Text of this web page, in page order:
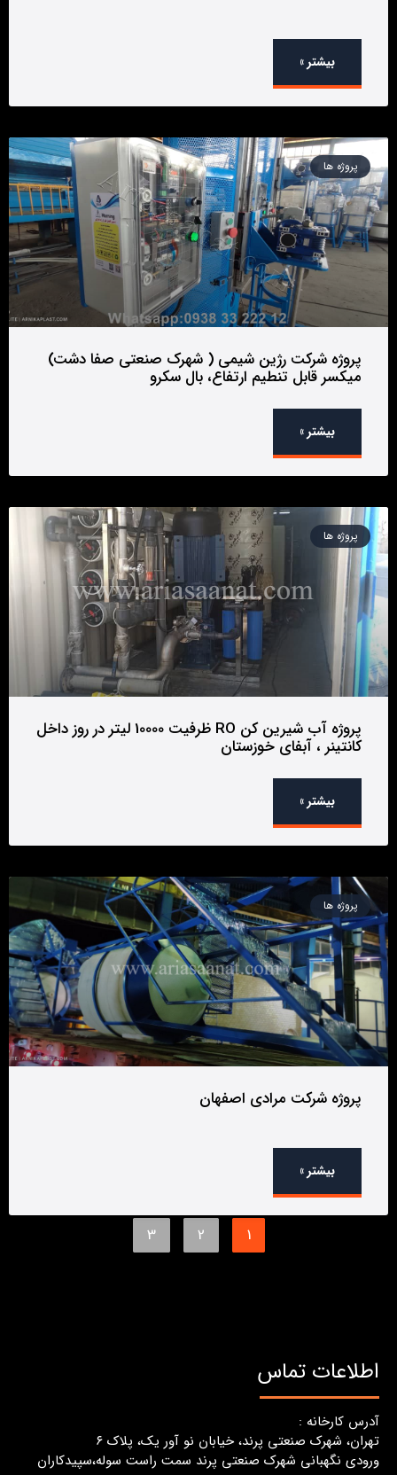
بیشتر »
پروژه ها
پروژه شرکت رژین شیمی ( شهرک صنعتی صفا دشت)
میکسر قابل تنطیم ارتفاع، بال سکرو
بیشتر »
پروژه ها
پروژه آب شیرین کن RO ظرفیت 10000 لیتر در روز داخل
کانتینر ، آبفای خوزستان
بیشتر »
پروژه ها
پروژه شرکت مرادی اصفهان
بیشتر »
1
2
3
اطلاعات تماس
آدرس کارخانه :
تهران، شهرک صنعتی پرند، خیابان نو آور یک، پلاک ٦
ورودی نگهبانی شهرک صنعتی پرند سمت راست سوله،سپیدکاران